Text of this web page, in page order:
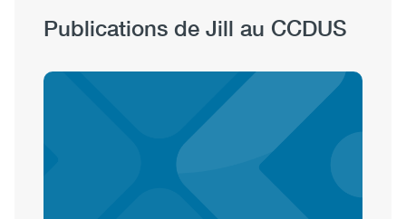
Publications de Jill au CCDUS